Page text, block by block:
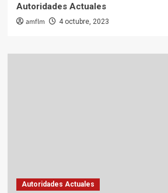
Autoridades Actuales
amflm 4 octubre, 2023
Autoridades Actuales